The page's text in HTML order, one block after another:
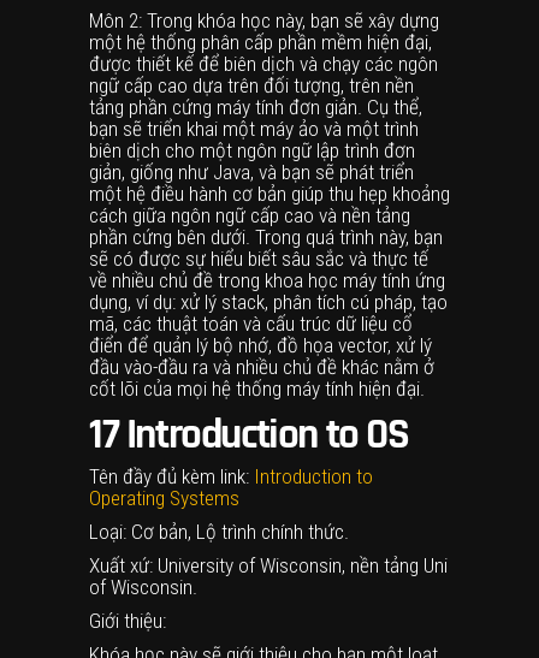
Môn 2: Trong khóa học này, bạn sẽ xây dựng
một hệ thống phân cấp phần mềm hiện đại,
được thiết kế để biên dịch và chạy các ngôn
ngữ cấp cao dựa trên đối tượng, trên nền
tảng phần cứng máy tính đơn giản. Cụ thể,
bạn sẽ triển khai một máy ảo và một trình
biên dịch cho một ngôn ngữ lập trình đơn
giản, giống như Java, và bạn sẽ phát triển
một hệ điều hành cơ bản giúp thu hẹp khoảng
cách giữa ngôn ngữ cấp cao và nền tảng
phần cứng bên dưới. Trong quá trình này, bạn
sẽ có được sự hiểu biết sâu sắc và thực tế
về nhiều chủ đề trong khoa học máy tính ứng
dụng, ví dụ: xử lý stack, phân tích cú pháp, tạo
mã, các thuật toán và cấu trúc dữ liệu cổ
điển để quản lý bộ nhớ, đồ họa vector, xử lý
đầu vào-đầu ra và nhiều chủ đề khác nằm ở
cốt lõi của mọi hệ thống máy tính hiện đại.
17Introduction to OS
Tên đầy đủ kèm link: Introduction to
Operating Systems
Loại: Cơ bản, Lộ trình chính thức.
Xuất xứ: University of Wisconsin, nền tảng Uni
of Wisconsin.
Giới thiệu: